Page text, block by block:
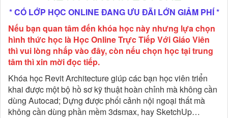
* CÓ LỚP HỌC ONLINE ĐANG ƯU ĐÃI LỚN GIẢM PHÍ *
Nếu bạn quan tâm đến khóa học này nhưng lựa chọn
hình thức học là Học Online Trực Tiếp Với Giáo Viên
thì vui lòng nhấp vào đây, còn nếu chọn học tại trung
tâm thì xin mời đọc tiếp.
Khóa học Revit Architecture giúp các bạn học viên triển
khai được một bộ hồ sơ kỹ thuật hoàn chỉnh mà không cần
dùng Autocad; Dựng được phối cảnh nội ngoại thất mà
không cần dùng phần mềm 3dsmax, hay SketchUp…